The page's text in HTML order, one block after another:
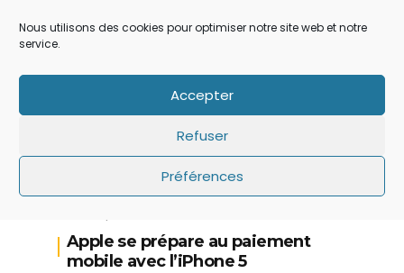
Nous utilisons des cookies pour optimiser notre site web et notre
service.
Accepter
Refuser
Préférences
Apple se prépare au paiement
mobile avec l’iPhone 5